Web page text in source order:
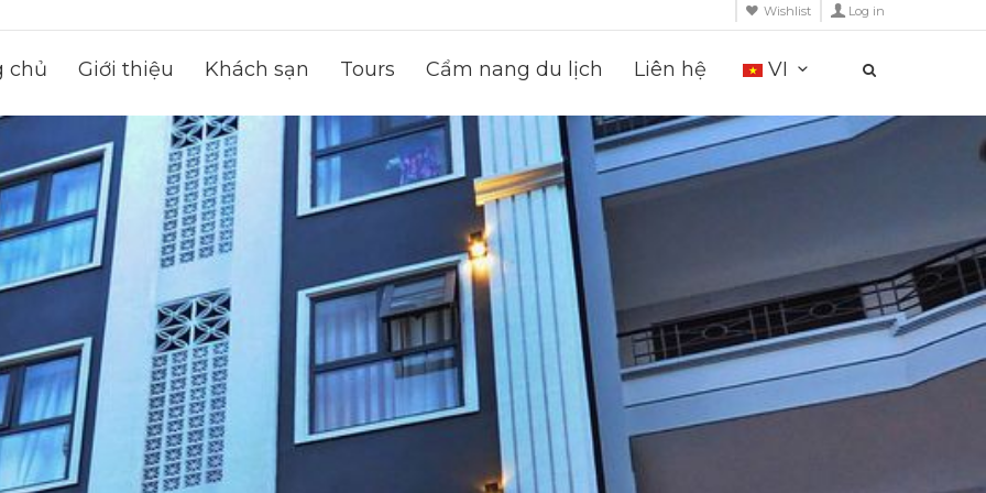
Wishlist Log in
chủ Giới thiệu Khách sạn Tours Cẩm nang du lịch Liên hệ VI